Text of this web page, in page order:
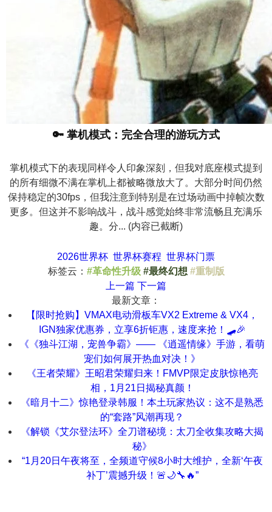
🔑 掌机模式：完全合理的游玩方式
掌机模式下的表现同样令人印象深刻，但我对底座模式提到
的所有细微不满在掌机上都被略微放大了。大部分时间仍然
保持稳定的30fps，但我注意到特别是在过场动画中掉帧次数
更多。但这并不影响战斗，战斗感觉始终非常流畅且充满乐
趣。分... (内容已截断)
2026世界杯 世界杯赛程 世界杯门票
标签云： #革命性升级 #最终幻想 #重制版
上一篇 下一篇
最新文章：
【限时抢购】VMAX电动滑板车VX2 Extreme & VX4，
IGN独家优惠券，立享6折钜惠，速度来抢！🛹🎉
《《独斗江湖，宠兽争霸》—— 《逍遥情缘》手游，看萌
宠们如何展开热血对决！》
《王者荣耀》王昭君荣耀归来！FMVP限定皮肤惊艳亮
相，1月21日揭秘真颜！
《暗月十二》惊艳登录韩服！本土玩家热议：这不是熟悉
的“套路”风潮再现？
《解锁《艾尔登法环》全刀谱秘境：太刀全收集攻略大揭
秘》
“1月20日午夜将至，全频道守候8小时大维护，全新‘午夜
补丁’震撼升级！🚨🌙🔧🔥”